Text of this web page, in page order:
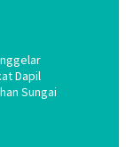
Dapil
Sungai